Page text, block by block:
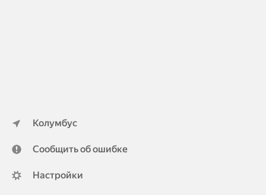
Колумбус
Сообщить об ошибке
Настройки